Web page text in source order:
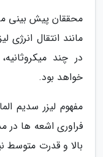
محققان پیش بینی
مانند انتقال
در چند
خواهد بود.
مفهوم لیزر سدیم
فراوری اشعه ها در
بالا و قدرت متوسط